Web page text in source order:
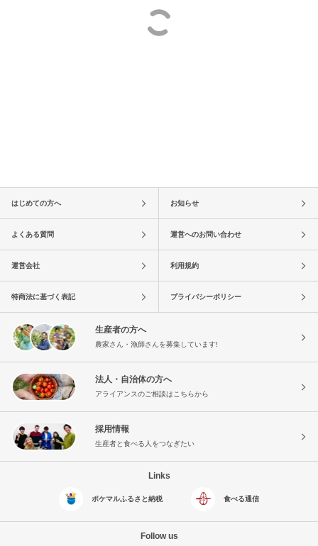
はじめての方へ お知らせ
よくある質問 運営へのお問い合わせ
運営会社 利用規約
特商法に基づく表記 プライバシーポリシー
生産者の方へ
農家さん・漁師さんを募集しています!
法人・自治体の方へ
アライアンスのご相談はこちらから
採用情報
生産者と食べる人をつなぎたい
Links
ポケマルふるさと納税 食べる通信
Follow us